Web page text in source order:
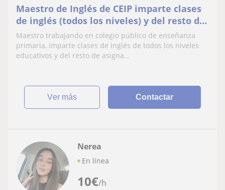
Maestro de Inglés de CEIP imparte clases
de inglés (todos los niveles) y del resto de
asignaturas (primaria)
Maestro trabajando en colegio público de enseñanza
primaria, imparte clases de inglés de todos los niveles
educativos y del resto de asigna...
ver más Contactar
10€/h
Nerea
En línea